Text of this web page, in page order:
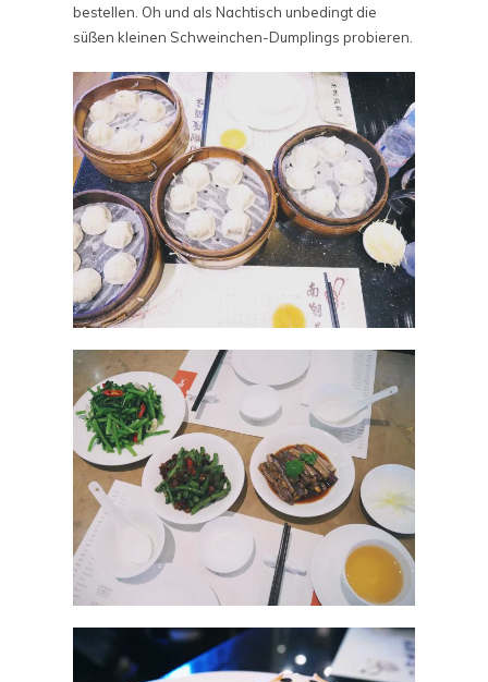
bestellen. Oh und als Nachtisch unbedingt die
süßen kleinen Schweinchen-Dumplings probieren.